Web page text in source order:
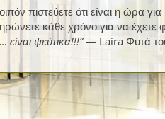
πιστεύετε ότι είναι η ώρα
κάθε χρόνο για να έχετε
είναι ψεύτικα!!!”— Laira Φυτά